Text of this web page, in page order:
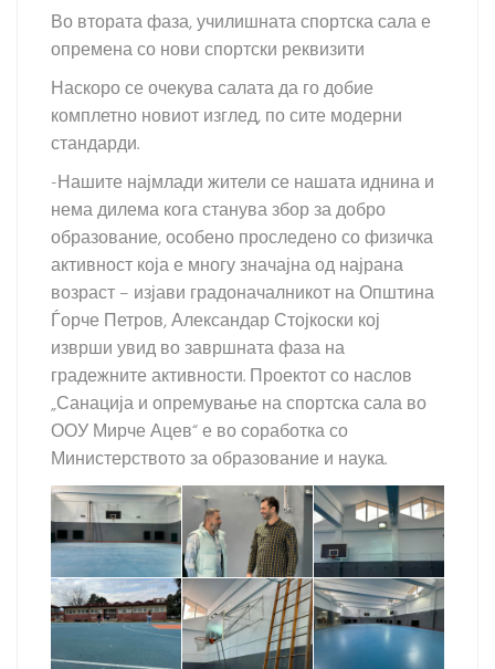
Во втората фаза, училишната спортска сала е
опремена со нови спортски реквизити
Наскоро се очекува салата да го добие
комплетно новиот изглед, по сите модерни
стандарди.
-Нашите најмлади жители се нашата иднина и
нема дилема кога станува збор за добро
образование, особено проследено со физичка
активност која е многу значајна од најрана
возраст – изјави градоначалникот на Општина
Ѓорче Петров, Александар Стојкоски кој
изврши увид во завршната фаза на
градежните активности. Проектот со наслов
„Санација и опремување на спортска сала во
ООУ Мирче Ацев“ е во соработка со
Министерството за образование и наука.